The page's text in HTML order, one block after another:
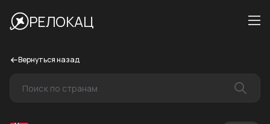
РЕЛОКАЦ
Вернуться назад